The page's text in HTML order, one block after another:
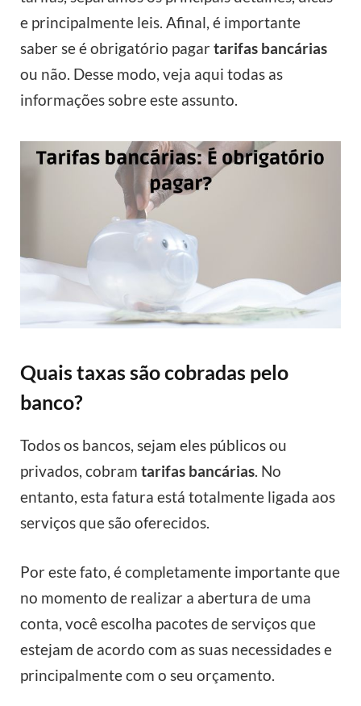
e principalmente leis. Afinal, é importante
saber se é obrigatório pagartarifas bancárias
ou não. Desse modo, veja aqui todas as
informações sobre este assunto.
Quais taxas são cobradas pelo
banco?
Todos os bancos, sejam eles públicos ou
privados, cobram tarifas bancárias. No
entanto, esta fatura está totalmente ligada aos
serviços que são oferecidos.
Por este fato, é completamente importante que
no momento de realizar a abertura de uma
conta, você escolha pacotes de serviços que
estejam de acordo com as suas necessidades e
principalmente com o seu orçamento.